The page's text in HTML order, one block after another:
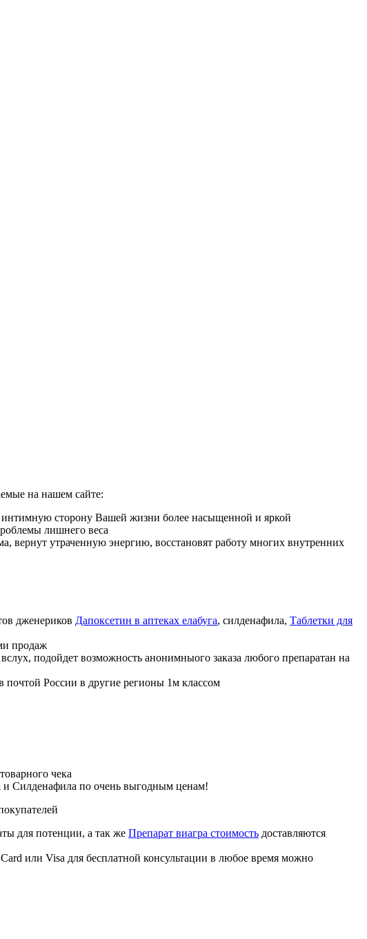
на нашем сайте:
сторону Вашей жизни более насыщенной и яркой
лишнего веса
вернут утраченную энергию, восстановят работу многих внутренних
дженериков Дапоксетин в аптеках елабуга, силденафила, Таблетки для
продаж
подойдет возможность анонимныого заказа любого препаратан на
почтой России в другие регионы 1м классом
чека
Силденафила по очень выгодным ценам!
для потенции, а так же Препарат виагра стоимость доставляются
или Visa для бесплатной консультации в любое время можно